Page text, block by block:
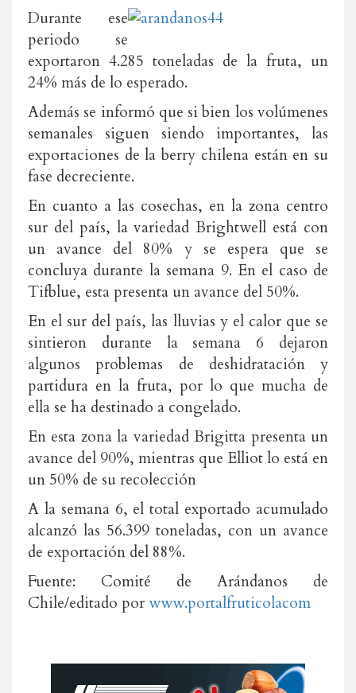
Durante ese
periodo se
exportaron 4.285 toneladas de la fruta, un
24% más de lo esperado.
Además se informó que si bien los volúmenes
semanales siguen siendo importantes, las
exportaciones de la berry chilena están en su
fase decreciente.
En cuanto a las cosechas, en la zona centro
sur del país, la variedad Brightwell está con
un avance del 80% y se espera que se
concluya durante la semana 9. En el caso de
Tifblue, esta presenta un avance del 50%.
En el sur del país, las lluvias y el calor que se
sintieron durante la semana 6 dejaron
algunos problemas de deshidratación y
partidura en la fruta, por lo que mucha de
ella se ha destinado a congelado.
En esta zona la variedad Brigitta presenta un
avance del 90%, mientras que Elliot lo está en
un 50% de su recolección
A la semana 6, el total exportado acumulado
alcanzó las 56.399 toneladas, con un avance
de exportación del 88%.
Fuente: Comité de Arándanos de
Chile/editado porwww.portalfruticolacom